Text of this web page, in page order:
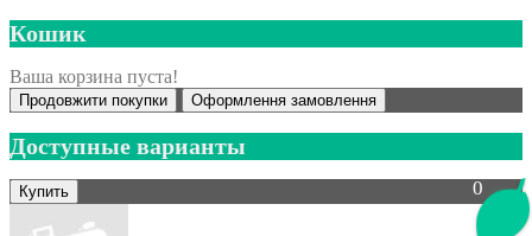
Кошик
Ваша корзина пуста!
Продовжити покупки Оформлення замовлення
0
Доступные варианты